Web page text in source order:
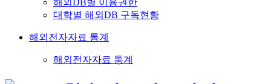
해외DB별 이용권한
대학별 해외DB 구독현황
해외전자자료 통계
해외전자자료 통계